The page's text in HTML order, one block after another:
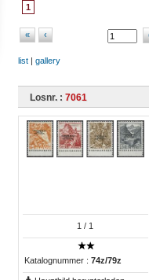
1
« ‹
list | gallery
Losnr. : 7061
1 / 1
Katalognummer : 74z/79z